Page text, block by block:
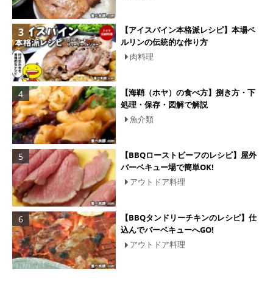
【アイスバイン本格派レシピ】本場ベ
ルリンの伝統的な作り方
肉料理
【海鞘（ホヤ）の食べ方】捌き方・下
処理・保存・図解で解説
魚介類
【BBQローストビーフのレシピ】屋外
バーベキュー場で簡単OK!
アウトドア料理
【BBQタンドリーチキンのレシピ】仕
込んでバーベキューへGO!
アウトドア料理